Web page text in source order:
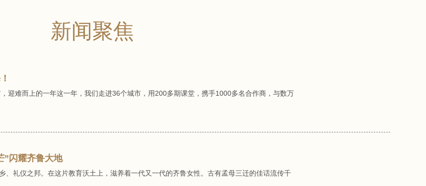
新闻聚焦
迎难而上的一年这一年，我们走进36个城市，用200多期课堂，携手1000多名合作商，与数万
”闪耀齐鲁大地
、礼仪之邦。在这片教育沃土上，滋养着一代又一代的齐鲁女性。古有孟母三迁的佳话流传千